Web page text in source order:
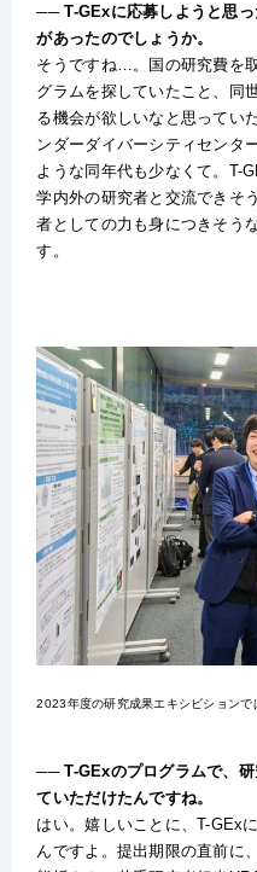
── T-GExに応募しようと思
があったのでしょうか。
そうですね…。国の研究費を
グラムを探していたこと、同
る機会が欲しいなと思ってい
ンダーダイバーシティセンタ
ような同年代も少なくて。T-
学内外の研究者と交流できそ
者としての力も身につきそう
す。
2023年度の研究成果エキシビション
── T-GExのプログラムで、
ていただけたんですね。
はい。嬉しいことに、T-GEx
んですよ。提出期限の直前に